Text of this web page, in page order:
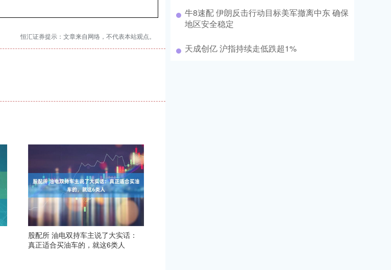
恒汇证券提示：文章来自网络，不代表本站观点。
股配所 油电双持车主说了大实话：
真正适合买油车的，就这6类人
牛8速配 伊朗反击行动目标美军撤离中东 确保
地区安全稳定
天成创亿 沪指持续走低跌超1%